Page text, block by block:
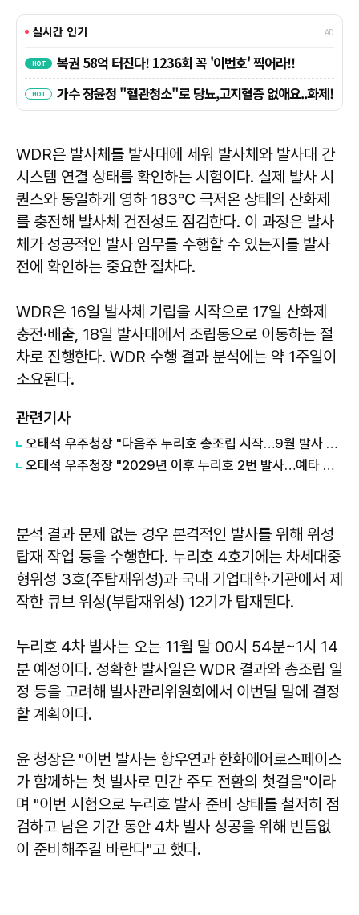
WDR은 발사체를 발사대에 세워 발사체와 발사대 간
시스템 연결 상태를 확인하는 시험이다. 실제 발사 시
퀀스와 동일하게 영하 183℃ 극저온 상태의 산화제
를 충전해 발사체 건전성도 점검한다. 이 과정은 발사
체가 성공적인 발사 임무를 수행할 수 있는지를 발사
전에 확인하는 중요한 절차다.
WDR은 16일 발사체 기립을 시작으로 17일 산화제
충전·배출, 18일 발사대에서 조립동으로 이동하는 절
차로 진행한다. WDR 수행 결과 분석에는 약 1주일이
소요된다.
관련기사
오태석 우주청장 "다음주 누리호 총조립 시작…9월 발사 추진"
오태석 우주청장 "2029년 이후 누리호 2번 발사…예타 면제 신청"
분석 결과 문제 없는 경우 본격적인 발사를 위해 위성
탑재 작업 등을 수행한다. 누리호 4호기에는 차세대중
형위성 3호(주탑재위성)과 국내 기업대학·기관에서 제
작한 큐브 위성(부탑재위성) 12기가 탑재된다.
누리호 4차 발사는 오는 11월 말 00시 54분~1시 14
분 예정이다. 정확한 발사일은 WDR 결과와 총조립 일
정 등을 고려해 발사관리위원회에서 이번달 말에 결정
할 계획이다.
윤 청장은 "이번 발사는 항우연과 한화에어로스페이스
가 함께하는 첫 발사로 민간 주도 전환의 첫걸음"이라
며 "이번 시험으로 누리호 발사 준비 상태를 철저히 점
검하고 남은 기간 동안 4차 발사 성공을 위해 빈틈없
이 준비해주길 바란다"고 했다.